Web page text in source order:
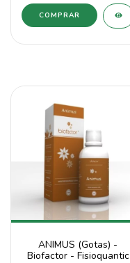
ANIMUS (Gotas) -
Biofactor - Fisioquantic